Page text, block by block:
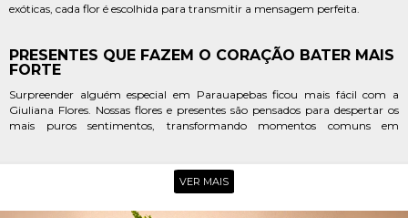
exóticas, cada flor é escolhida para transmitir a mensagem perfeita.
PRESENTES QUE FAZEM O CORAÇÃO BATER MAIS
FORTE
Surpreender alguém especial em Parauapebas ficou mais fácil com a
Giuliana Flores. Nossas flores e presentes são pensados para despertar os
mais puros sentimentos, transformando momentos comuns em
OPÇÕES PARA CELEBRAR, AGRADECER E
VER MAIS